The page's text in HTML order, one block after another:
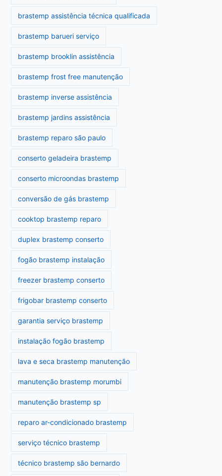
brastemp assistência técnica qualificada
brastemp barueri serviço
brastemp brooklin assistência
brastemp frost free manutenção
brastemp inverse assistência
brastemp jardins assistência
brastemp reparo são paulo
conserto geladeira brastemp
conserto microondas brastemp
conversão de gás brastemp
cooktop brastemp reparo
duplex brastemp conserto
fogão brastemp instalação
freezer brastemp conserto
frigobar brastemp conserto
garantia serviço brastemp
instalação fogão brastemp
lava e seca brastemp manutenção
manutenção brastemp morumbi
manutenção brastemp sp
reparo ar-condicionado brastemp
serviço técnico brastemp
técnico brastemp são bernardo